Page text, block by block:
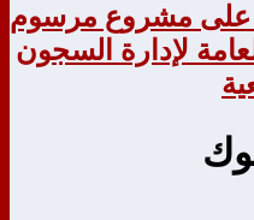
على مشروع مرسوم
لإدارة السجون